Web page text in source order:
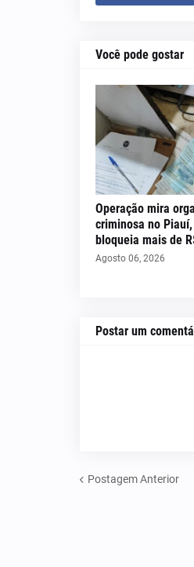
Você pode gostar
Operação mira
criminosa no
bloqueia mais de
Agosto 06, 2026
Postar um
Postagem Anterior